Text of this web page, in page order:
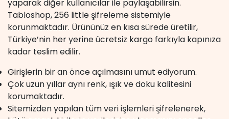
yaparak diğer kullanıcılar ile paylaşabilirsin.
Tabloshop, 256 little şifreleme sistemiyle
korunmaktadır. Ürününüz en kısa sürede üretilir,
Türkiye’nin her yerine ücretsiz kargo farkıyla kapınıza
kadar teslim edilir.
Girişlerin bir an önce açılmasını umut ediyorum.
Çok uzun yıllar aynı renk, ışık ve doku kalitesini
korumaktadır.
Sitemizden yapılan tüm veri işlemleri şifrelenerek,